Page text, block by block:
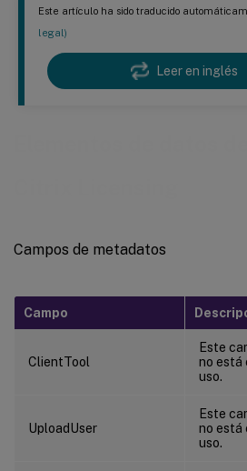
Este artículo ha sido traducido
legal)
Leer en inglés
Campos de metadatos
Campo
ClientTool
Este
no está
uso.
UploadUser
Este
no está
uso.